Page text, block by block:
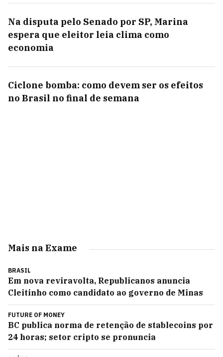
Na disputa pelo Senado por SP, Marina
espera que eleitor leia clima como
economia
Ciclone bomba: como devem ser os efeitos
no Brasil no final de semana
Mais na Exame
BRASIL
Em nova reviravolta, Republicanos anuncia
Cleitinho como candidato ao governo de Minas
FUTURE OF MONEY
BC publica norma de retenção de stablecoins por
24 horas; setor cripto se pronuncia